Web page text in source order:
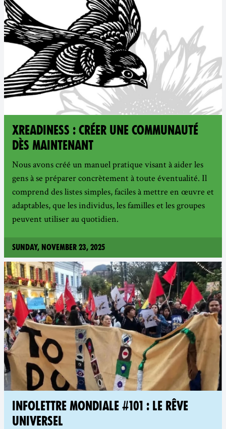
XREADINESS : CRÉER UNE COMMUNAUTÉ
DÈS MAINTENANT
Nous avons créé un manuel pratique visant à aider les
gens à se préparer concrètement à toute éventualité. Il
comprend des listes simples, faciles à mettre en œuvre et
adaptables, que les individus, les familles et les groupes
peuvent utiliser au quotidien.
Sunday, November 23, 2025
INFOLETTRE MONDIALE #101 : LE RÊVE
UNIVERSEL